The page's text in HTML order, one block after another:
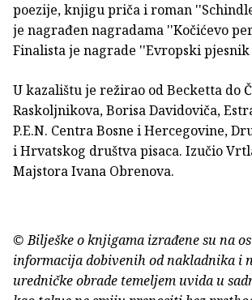
poezije, knjigu priča i roman
je nagrađen nagradama ''Kočićevo
Finalista je nagrade ''Evropski pjesnik
U kazalištu je režirao od Becketta do
Raskoljnikova, Borisa Davidoviča,
P.E.N. Centra Bosne i Hercegovine,
i Hrvatskog društva pisaca. Izučio
Majstora Ivana Obrenova.
© Bilješke o knjigama izrađene su na
informacija dobivenih od nakladnika i
uredničke obrade temeljem uvida u